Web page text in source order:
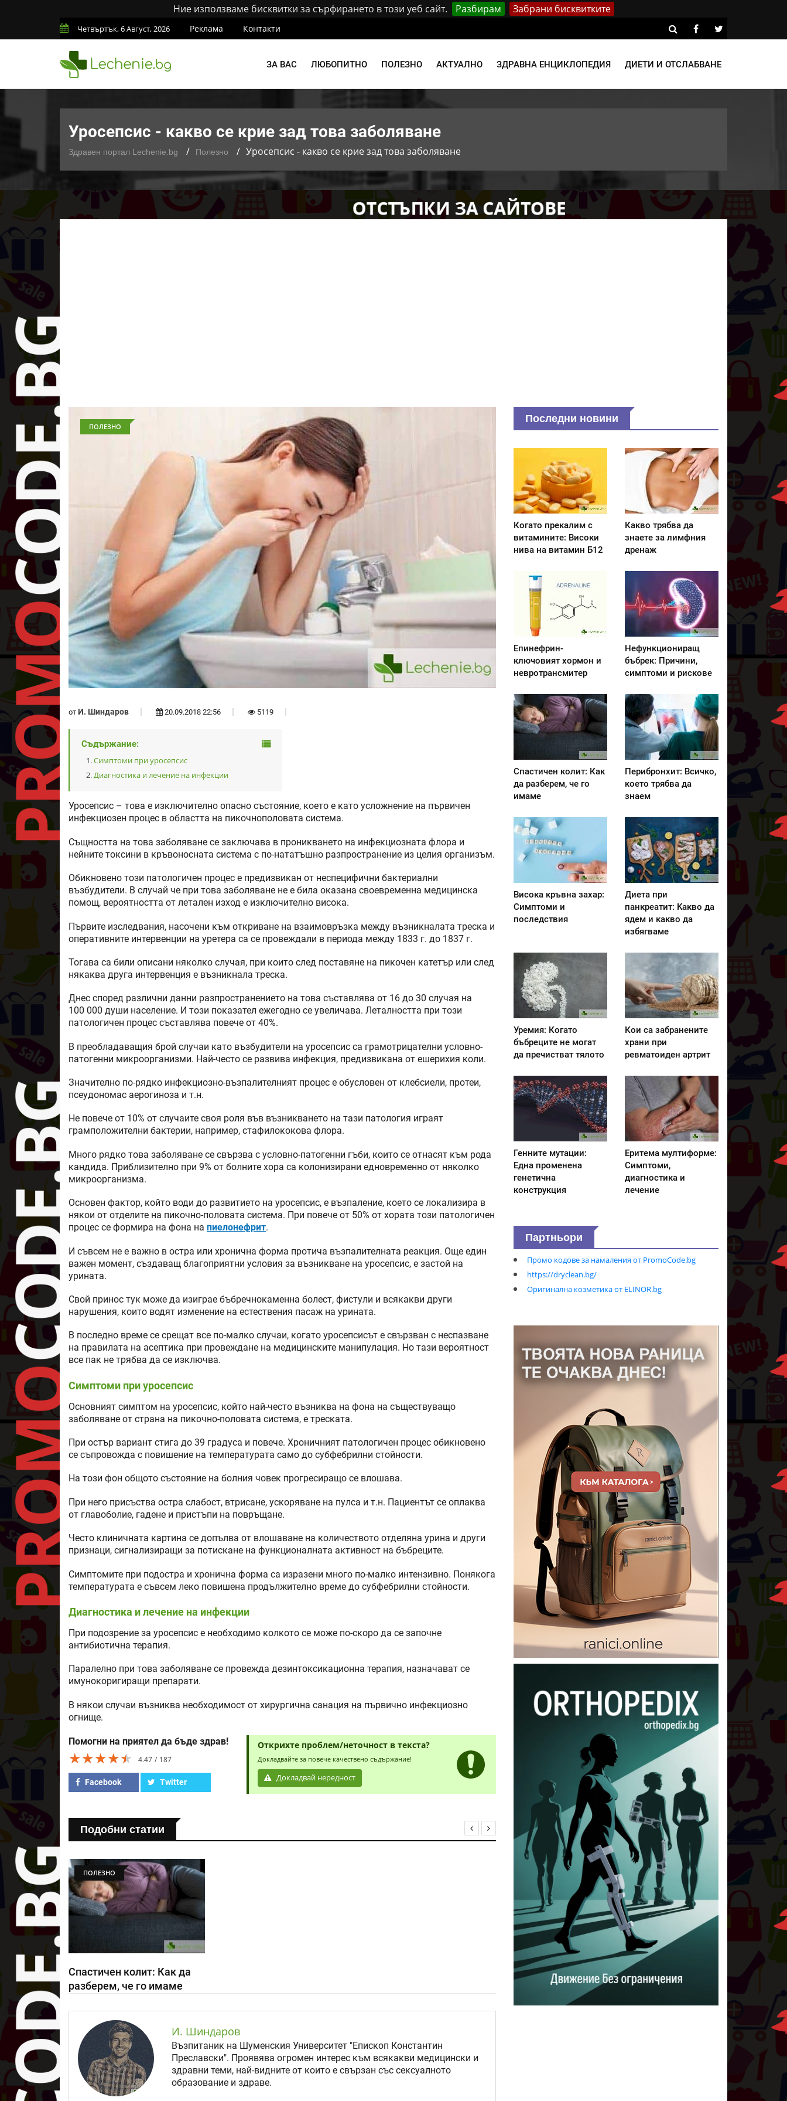
Ние използваме бисквитки за сърфирането в този уеб сайт. Разбирам Забрани бисквитките
Четвъртък, 6 Август, 2026 Реклама Контакти
ЗА ВАС ЛЮБОПИТНО ПОЛЕЗНО АКТУАЛНО ЗДРАВНА ЕНЦИКЛОПЕДИЯ ДИЕТИ И ОТСЛАБВАНЕ
Уросепсис - какво се крие зад това заболяване
Здравен портал Lechenie.bg Полезно Уросепсис - какво се крие зад това заболяване
ПОЛЕЗНО
от И. Шиндаров 20.09.2018 22:56 5119
Съдържание:
Симптоми при уросепсис
Диагностика и лечение на инфекции
Уросепсис – това е изключително опасно състояние, което е като усложнение на първичен
инфекциозен процес в областта на пикочнополовата система.
Същността на това заболяване се заключава в проникването на инфекциозната флора и
нейните токсини в кръвоносната система с по-нататъшно разпространение из целия организъм.
Обикновено този патологичен процес е предизвикан от неспецифични бактериални
възбудители. В случай че при това заболяване не е била оказана своевременна медицинска
помощ, вероятността от летален изход е изключително висока.
Първите изследвания, насочени към откриване на взаимовръзка между възникналата треска и
оперативните интервенции на уретера са се провеждали в периода между 1833 г. до 1837 г.
Тогава са били описани няколко случая, при които след поставяне на пикочен катетър или след
някаква друга интервенция е възникнала треска.
Днес според различни данни разпространението на това съставлява от 16 до 30 случая на
100 000 души население. И този показател ежегодно се увеличава. Леталността при този
патологичен процес съставлява повече от 40%.
В преобладаващия брой случаи като възбудители на уросепсис са грамотрицателни условно-
патогенни микроорганизми. Най-често се развива инфекция, предизвикана от ешерихия коли.
Значително по-рядко инфекциозно-възпалителният процес е обусловен от клебсиели, протеи,
псеудономас аерогиноза и т.н.
Не повече от 10% от случаите своя роля във възникването на тази патология играят
грамположителни бактерии, например, стафилококова флора.
Много рядко това заболяване се свързва с условно-патогенни гъби, които се отнасят към рода
кандида. Приблизително при 9% от болните хора са колонизирани едновременно от няколко
микроорганизма.
Основен фактор, който води до развитието на уросепсис, е възпаление, което се локализира в
някои от отделите на пикочно-половата система. При повече от 50% от хората този патологичен
процес се формира на фона на пиелонефрит.
И съвсем не е важно в остра или хронична форма протича възпалителната реакция. Още един
важен момент, създаващ благоприятни условия за възникване на уросепсис, е застой на
урината.
Свой принос тук може да изиграе бъбречнокаменна болест, фистули и всякакви други
нарушения, които водят изменение на естествения пасаж на урината.
В последно време се срещат все по-малко случаи, когато уросепсисът е свързван с неспазване
на правилата на асептика при провеждане на медицинските манипулация. Но тази вероятност
все пак не трябва да се изключва.
Симптоми при уросепсис
Основният симптом на уросепсис, който най-често възниква на фона на съществуващо
заболяване от страна на пикочно-половата система, е треската.
При остър вариант стига до 39 градуса и повече. Хроничният патологичен процес обикновено
се съпровожда с повишение на температурата само до субфебрилни стойности.
На този фон общото състояние на болния човек прогресиращо се влошава.
При него присъства остра слабост, втрисане, ускоряване на пулса и т.н. Пациентът се оплаква
от главоболие, гадене и пристъпи на повръщане.
Често клиничната картина се допълва от влошаване на количеството отделяна урина и други
признаци, сигнализиращи за потискане на функционалната активност на бъбреците.
Симптомите при подостра и хронична форма са изразени много по-малко интензивно. Понякога
температурата е съвсем леко повишена продължително време до субфебрилни стойности.
Диагностика и лечение на инфекции
При подозрение за уросепсис е необходимо колкото се може по-скоро да се започне
антибиотична терапия.
Паралелно при това заболяване се провежда дезинтоксикационна терапия, назначават се
имунокоригиращи препарати.
В някои случаи възниква необходимост от хирургична санация на първично инфекциозно
огнище.
Помогни на приятел да бъде здрав!
★★★★★
★★★★★
★★★★★ 4.47 187
Facebook Twitter
Открихте проблем/неточност в текста?
Докладвайте за повече качествено съдържание!
Докладвай нередност
Подобни статии
ПОЛЕЗНО
Спастичен колит: Как да
разберем, че го имаме
И. Шиндаров
Възпитаник на Шуменския Университет "Епископ Константин
Преславски". Проявява огромен интерес към всякакви медицински и
здравни теми, най-видните от които е свързан със сексуалното
образование и здраве.
Последни новини
Когато прекалим с
витамините: Високи
нива на витамин Б12
Какво трябва да
знаете за лимфния
дренаж
Епинефрин-
ключовият хормон и
невротрансмитер
Нефункциониращ
бъбрек: Причини,
симптоми и рискове
Спастичен колит: Как
да разберем, че го
имаме
Перибронхит: Всичко,
което трябва да
знаем
Висока кръвна захар:
Симптоми и
последствия
Диета при
панкреатит: Kакво да
ядем и какво да
избягваме
Уремия: Когато
бъбреците не могат
да пречистват тялото
Кои са забранените
храни при
ревматоиден артрит
Генните мутации:
Една променена
генетична
конструкция
Еритема мултиформе:
Симптоми,
диагностика и
лечение
Партньори
Промо кодове за намаления от PromoCode.bg
https://dryclean.bg/
Оригинална козметика от ELINOR.bg